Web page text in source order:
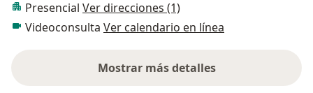
Presencial Ver direcciones (1)
Videoconsulta Ver calendario en línea
Mostrar más detalles
sobre la experiencia